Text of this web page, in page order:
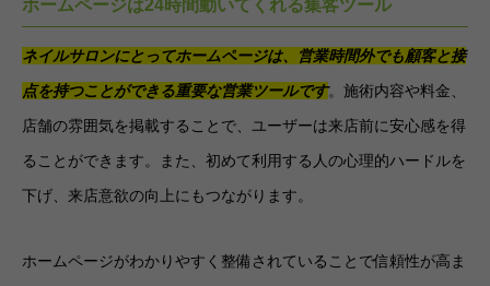
ホームページは24時間動いてくれる集客ツール
ネイルサロンにとってホームページは、営業時間外でも顧客と接
点を持つことができる重要な営業ツールです。施術内容や料金、
店舗の雰囲気を掲載することで、ユーザーは来店前に安心感を得
ることができます。また、初めて利用する人の心理的ハードルを
下げ、来店意欲の向上にもつながります。
ホームページがわかりやすく整備されていることで信頼性が高ま